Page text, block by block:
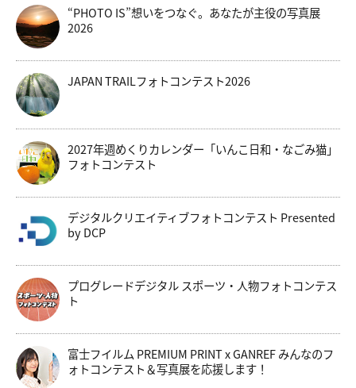
“PHOTO IS”想いをつなぐ。あなたが主役の写真展
2026
JAPAN TRAILフォトコンテスト2026
2027年週めくりカレンダー「いんこ日和・なごみ猫」
フォトコンテスト
デジタルクリエイティブフォトコンテスト Presented
by DCP
プログレードデジタル スポーツ・人物フォトコンテス
ト
富士フイルム PREMIUM PRINT x GANREF みんなのフ
ォトコンテスト＆写真展を応援します！